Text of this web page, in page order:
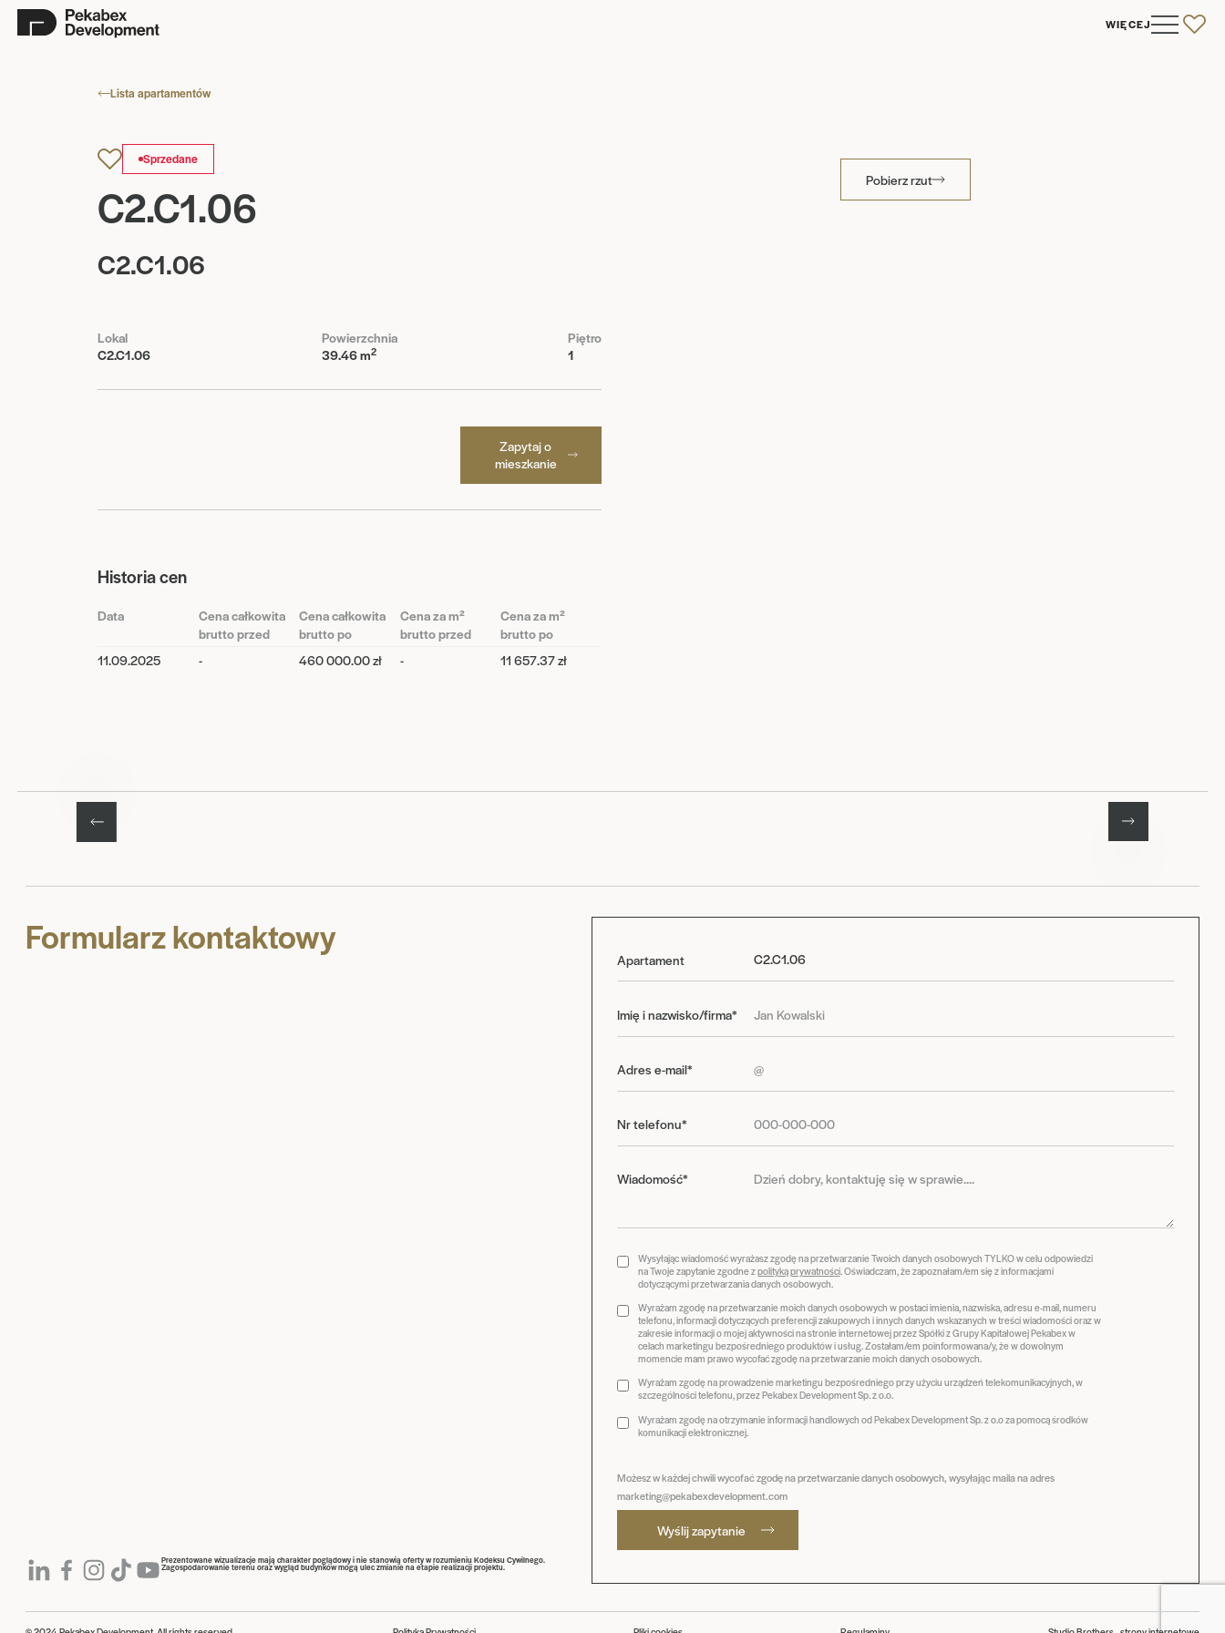
WIĘCEJ 0
Lista apartamentów
Sprzedane
C2.C1.06
C2.C1.06
Lokal
C2.C1.06
Powierzchnia
39.46 m2
Piętro
1
Zapytaj o
mieszkanie
Historia cen
Data
Cena całkowita
brutto przed
Cena całkowita
brutto po
Cena za m²
brutto przed
Cena za m²
brutto po
11.09.2025
- 460 000.00 zł - 11 657.37 zł
Pobierz rzut
Formularz kontaktowy
Apartament
Imię i nazwisko/firma*
Adres e-mail*
Nr telefonu*
Wiadomość*
Wysyłając wiadomość wyrażasz zgodę na przetwarzanie Twoich danych osobowych TYLKO w celu odpowiedzi
na Twoje zapytanie zgodne zpolityką prywatności. Oświadczam, że zapoznałam/em się z informacjami
dotyczącymi przetwarzania danych osobowych.
Wyrażam zgodę na przetwarzanie moich danych osobowych w postaci imienia, nazwiska, adresu e-mail, numeru
telefonu, informacji dotyczących preferencji zakupowych i innych danych wskazanych w treści wiadomości oraz w
zakresie informacji o mojej aktywności na stronie internetowej przez Spółki z Grupy Kapitałowej Pekabex w
celach marketingu bezpośredniego produktów i usług. Zostałam/em poinformowana/y, że w dowolnym
momencie mam prawo wycofać zgodę na przetwarzanie moich danych osobowych.
Wyrażam zgodę na prowadzenie marketingu bezpośredniego przy użyciu urządzeń telekomunikacyjnych, w
szczególności telefonu, przez Pekabex Development Sp. z o.o.
Wyrażam zgodę na otrzymanie informacji handlowych od Pekabex Development Sp. z o.o za pomocą środków
komunikacji elektronicznej.
Możesz w każdej chwili wycofać zgodę na przetwarzanie danych osobowych, wysyłając maila na adres
marketing@pekabexdevelopment.com
Wyślij zapytanie
Prezentowane wizualizacje mają charakter poglądowy i nie stanowią oferty w rozumieniu Kodeksu Cywilnego.
Zagospodarowanie terenu oraz wygląd budynków mogą ulec zmianie na etapie realizacji projektu.